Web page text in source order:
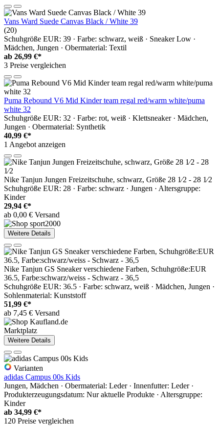
Vans Ward Suede Canvas Black / White 39
(20)
Schuhgröße EUR: 39 · Farbe: schwarz, weiß · Sneaker Low ·
Mädchen, Jungen · Obermaterial: Textil
ab 26,99 €*
3 Preise vergleichen
Puma Rebound V6 Mid Kinder team regal red/warm white/puma
white 32
Schuhgröße EUR: 32 · Farbe: rot, weiß · Klettsneaker · Mädchen,
Jungen · Obermaterial: Synthetik
40,99 €*
1 Angebot anzeigen
Nike Tanjun Jungen Freizeitschuhe, schwarz, Größe 28 1⁄2 - 28 1⁄2
Schuhgröße EUR: 28 · Farbe: schwarz · Jungen · Altersgruppe:
Kinder
29,94 €*
ab 0,00 € Versand
Weitere Details
Nike Tanjun GS Sneaker verschiedene Farben, Schuhgröße:EUR
36.5, Farbe:schwarz/weiss - Schwarz - 36,5
Schuhgröße EUR: 36.5 · Farbe: schwarz, weiß · Mädchen, Jungen ·
Sohlenmaterial: Kunststoff
51,99 €*
ab 7,45 € Versand
Marktplatz
Weitere Details
Varianten
adidas Campus 00s Kids
Jungen, Mädchen · Obermaterial: Leder · Innenfutter: Leder ·
Produkterzeugungsdatum: Nur aktuelle Produkte · Altersgruppe:
Kinder
ab 34,99 €*
120 Preise vergleichen